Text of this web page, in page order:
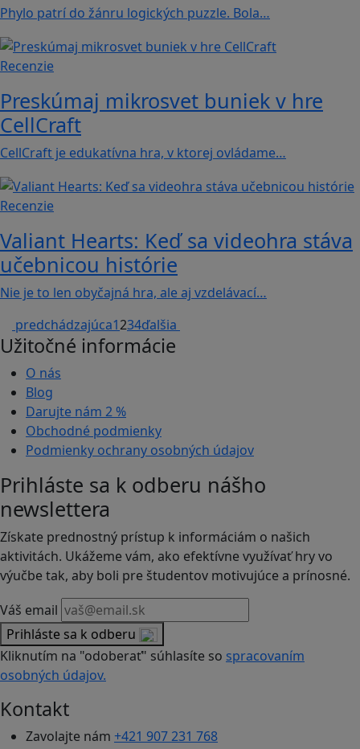
Phylo patrí do žánru logických puzzle. Bola…
Recenzie
Preskúmaj mikrosvet buniek v hre
CellCraft
CellCraft je edukatívna hra, v ktorej ovládame…
Recenzie
Valiant Hearts: Keď sa videohra stáva
učebnicou histórie
Nie je to len obyčajná hra, ale aj vzdelávací…
predchádzajúca1234ďalšia
Užitočné informácie
O nás
Blog
Darujte nám 2 %
Obchodné podmienky
Podmienky ochrany osobných údajov
Prihláste sa k odberu nášho
newslettera
Získate prednostný prístup k informáciám o našich
aktivitách. Ukážeme vám, ako efektívne využívať hry vo
výučbe tak, aby boli pre študentov motivujúce a prínosné.
Váš email
Prihláste sa k odberu
Kliknutím na "odoberať" súhlasíte so spracovaním
osobných údajov.
Kontakt
Zavolajte nám +421 907 231 768